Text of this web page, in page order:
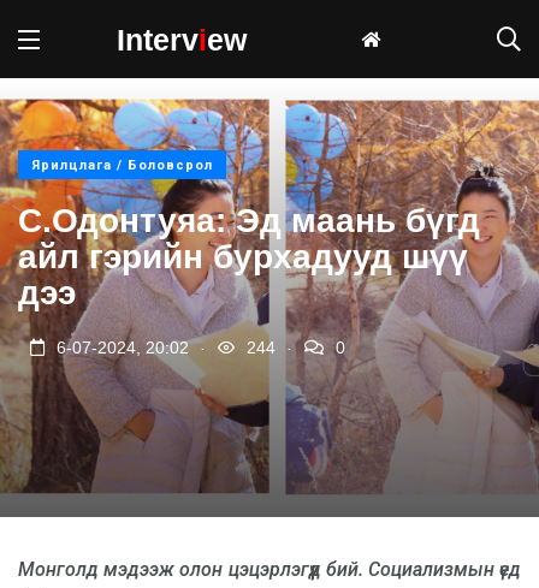
Interview
Ярилцлага / Боловсрол
С.Одонтуяа: Эд маань бүгд
айл гэрийн бурхадууд шүү
дээ
6-07-2024, 20:02 . 244 0
Монголд мэдээж олон цэцэрлэгүүд бий. Социализмын үед